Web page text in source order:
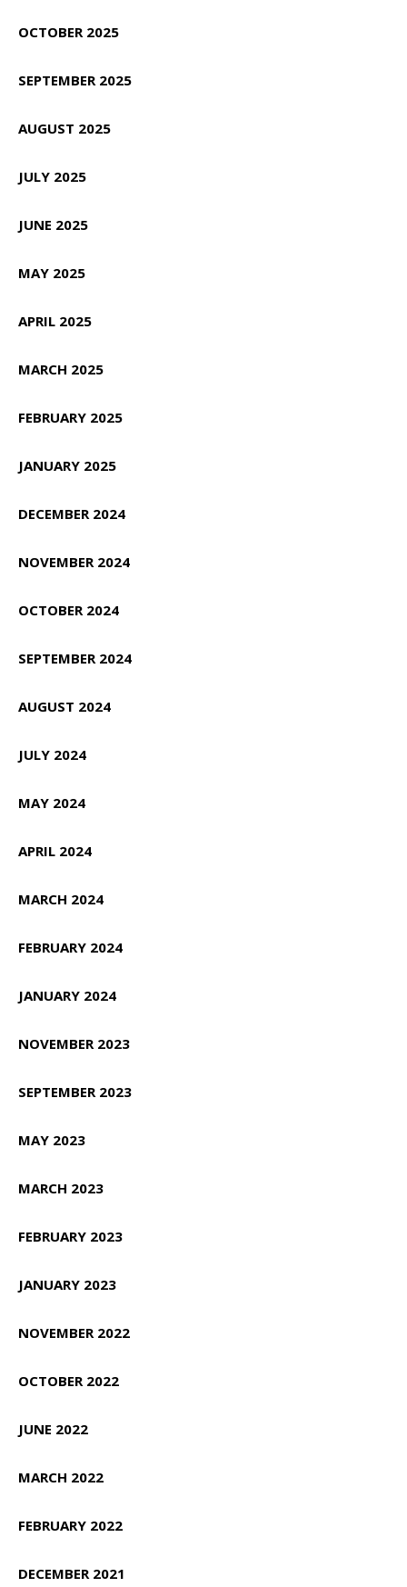
OCTOBER 2025
SEPTEMBER 2025
AUGUST 2025
JULY 2025
JUNE 2025
MAY 2025
APRIL 2025
MARCH 2025
FEBRUARY 2025
JANUARY 2025
DECEMBER 2024
NOVEMBER 2024
OCTOBER 2024
SEPTEMBER 2024
AUGUST 2024
JULY 2024
MAY 2024
APRIL 2024
MARCH 2024
FEBRUARY 2024
JANUARY 2024
NOVEMBER 2023
SEPTEMBER 2023
MAY 2023
MARCH 2023
FEBRUARY 2023
JANUARY 2023
NOVEMBER 2022
OCTOBER 2022
JUNE 2022
MARCH 2022
FEBRUARY 2022
DECEMBER 2021